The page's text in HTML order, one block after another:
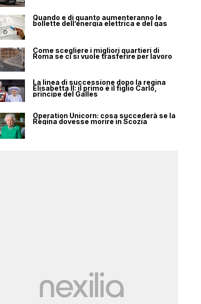
Quando e di quanto aumenteranno le
bollette dell’energia elettrica e del gas
Come scegliere i migliori quartieri di
Roma se ci si vuole trasferire per lavoro
La linea di successione dopo la regina
Elisabetta II: il primo è il figlio Carlo,
principe del Galles
Operation Unicorn: cosa succederà se la
Regina dovesse morire in Scozia